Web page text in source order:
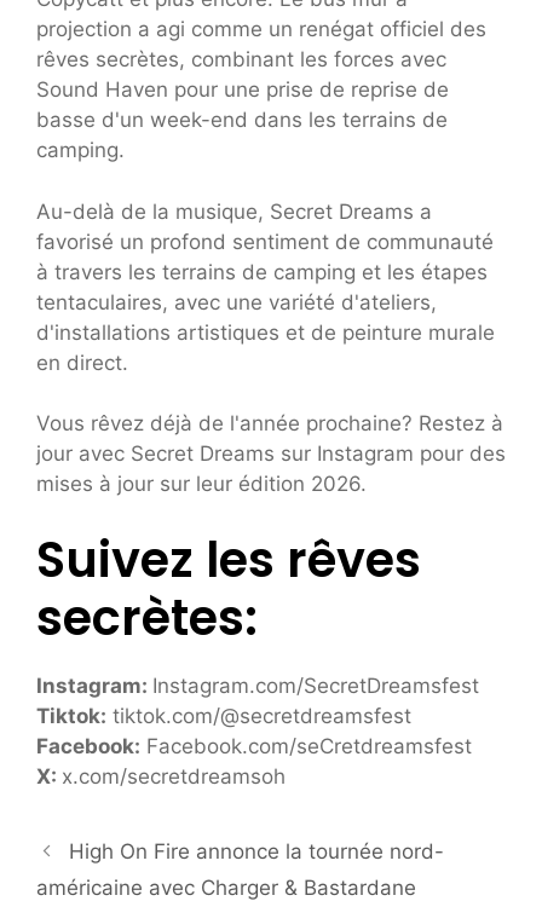
projection a agi comme un renégat officiel des
rêves secrètes, combinant les forces avec
Sound Haven pour une prise de reprise de
basse d'un week-end dans les terrains de
camping.
Au-delà de la musique, Secret Dreams a
favorisé un profond sentiment de communauté
à travers les terrains de camping et les étapes
tentaculaires, avec une variété d'ateliers,
d'installations artistiques et de peinture murale
en direct.
Vous rêvez déjà de l'année prochaine? Restez à
jour avec Secret Dreams sur Instagram pour des
mises à jour sur leur édition 2026.
Suivez les rêves
secrètes:
Instagram: Instagram.com/SecretDreamsfest
Tiktok: tiktok.com/@secretdreamsfest
Facebook: Facebook.com/seCretdreamsfest
X: x.com/secretdreamsoh
High On Fire annonce la tournée nord-
américaine avec Charger & Bastardane